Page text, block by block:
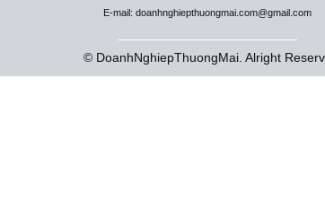
E-mail: doanhnghiepthuongmai.com@gmail.com
© DoanhNghiepThuongMai. Alright